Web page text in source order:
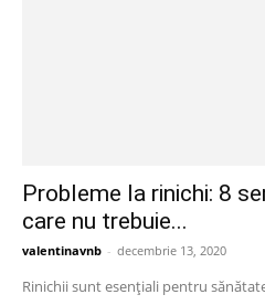
Probleme la rinichi: 8
care nu trebuie...
valentinavnb - decembrie 13, 2020
Rinichii sunt esențiali pentru